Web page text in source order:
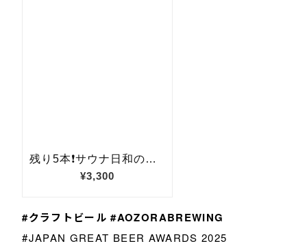
#クラフトビール #AOZORABREWING
#JAPAN GREAT BEER AWARDS 2025